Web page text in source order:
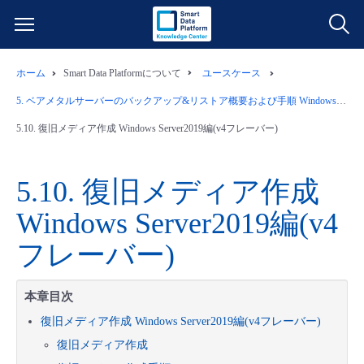
データ利活用
ネットワーク
IoT
モニタリング/監査
サポート
よくある質問
クラウド/サーバー
ネットワーク
モニタリング/監査
料金シミュレーター
データ利活用
クラウド/サーバー
ネットワーク
ご利用開始ガイド
■ 管理機能
ユースケース
- バックアップ
故障/メンテナンス情報
サービス稼働状況
ホーム Smart Data Platformについて ユースケース
5. ベアメタルサーバーのバックアップ&リストア概要および手順 Windows Server2019編(v4フレーバー)
5.10. 復旧メディア作成 Windows Server2019編(v4フレーバー)
5.10. 復旧メディア作成
Windows Server2019編(v4
フレーバー)
本章目次
復旧メディア作成 Windows Server2019編(v4フレーバー)
復旧メディア作成